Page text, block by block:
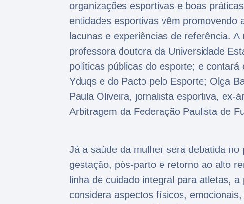
organizações esportivas e boas
entidades esportivas vêm promovendo
lacunas e experiências de referência.
professora doutora da Universidade
políticas públicas do esporte; e
Yduqs e do Pacto pelo Esporte; Olga
Paula Oliveira, jornalista esportiva, ex-
Arbitragem da Federação Paulista de
Já a saúde da mulher será debatida no
gestação, pós-parto e retorno ao alto
linha de cuidado integral para atletas,
considera aspectos físicos,